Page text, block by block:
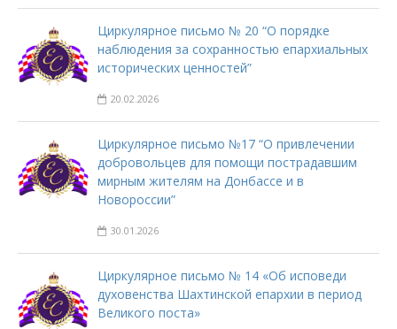
Циркулярное письмо № 20 “О порядке
наблюдения за сохранностью епархиальных
исторических ценностей”
20.02.2026
Циркулярное письмо №17 “О привлечении
добровольцев для помощи пострадавшим
мирным жителям на Донбассе и в
Новороссии”
30.01.2026
Циркулярное письмо № 14 «Об исповеди
духовенства Шахтинской епархии в период
Великого поста»